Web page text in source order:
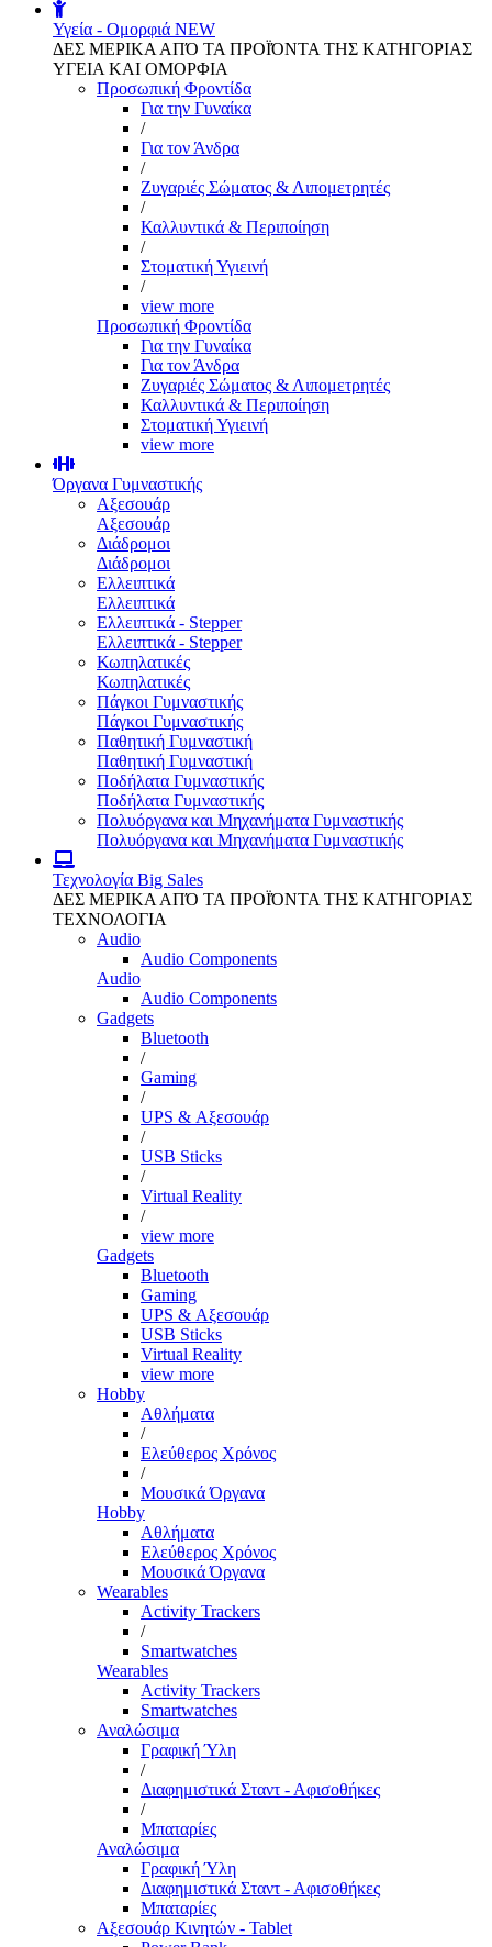
Υγεία - Ομορφιά NEW
ΔΕΣ ΜΕΡΙΚΑ ΑΠΌ ΤΑ ΠΡΟΪΌΝΤΑ ΤΗΣ ΚΑΤΗΓΟΡΙΑΣ
ΥΓΕΙΑ ΚΑΙ ΟΜΟΡΦΙΑ
Προσωπική Φροντίδα
Για την Γυναίκα
/
Για τον Άνδρα
/
Ζυγαριές Σώματος & Λιπομετρητές
/
Καλλυντικά & Περιποίηση
/
Στοματική Υγιεινή
/
view more
Προσωπική Φροντίδα
Για την Γυναίκα
Για τον Άνδρα
Ζυγαριές Σώματος & Λιπομετρητές
Καλλυντικά & Περιποίηση
Στοματική Υγιεινή
view more
Όργανα Γυμναστικής
Αξεσουάρ
Αξεσουάρ
Διάδρομοι
Διάδρομοι
Ελλειπτικά
Ελλειπτικά
Ελλειπτικά - Stepper
Ελλειπτικά - Stepper
Κωπηλατικές
Κωπηλατικές
Πάγκοι Γυμναστικής
Πάγκοι Γυμναστικής
Παθητική Γυμναστική
Παθητική Γυμναστική
Ποδήλατα Γυμναστικής
Ποδήλατα Γυμναστικής
Πολυόργανα και Μηχανήματα Γυμναστικής
Πολυόργανα και Μηχανήματα Γυμναστικής
Τεχνολογία Big Sales
ΔΕΣ ΜΕΡΙΚΑ ΑΠΌ ΤΑ ΠΡΟΪΌΝΤΑ ΤΗΣ ΚΑΤΗΓΟΡΙΑΣ
ΤΕΧΝΟΛΟΓΙΑ
Audio
Audio Components
Audio
Audio Components
Gadgets
Bluetooth
/
Gaming
/
UPS & Αξεσουάρ
/
USB Sticks
/
Virtual Reality
/
view more
Gadgets
Bluetooth
Gaming
UPS & Αξεσουάρ
USB Sticks
Virtual Reality
view more
Hobby
Αθλήματα
/
Ελεύθερος Χρόνος
/
Μουσικά Όργανα
Hobby
Αθλήματα
Ελεύθερος Χρόνος
Μουσικά Όργανα
Wearables
Activity Trackers
/
Smartwatches
Wearables
Activity Trackers
Smartwatches
Αναλώσιμα
Γραφική Ύλη
/
Διαφημιστικά Σταντ - Αφισοθήκες
/
Μπαταρίες
Αναλώσιμα
Γραφική Ύλη
Διαφημιστικά Σταντ - Αφισοθήκες
Μπαταρίες
Αξεσουάρ Κινητών - Tablet